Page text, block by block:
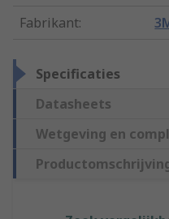
Fabrikant:
Specificaties
Datasheets
Wetgeving en